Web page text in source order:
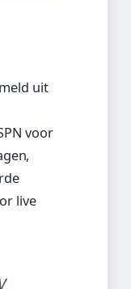
uit
voor
live